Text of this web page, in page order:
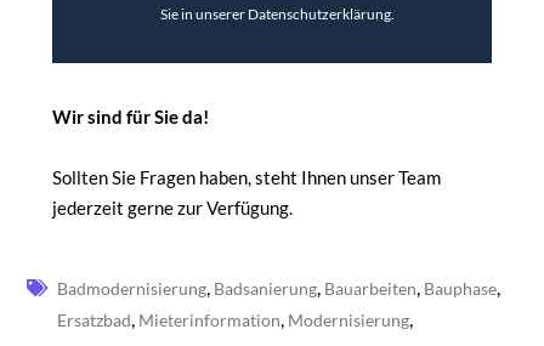
Sie in unserer Datenschutzerklärung.
Wir sind für Sie da!
Sollten Sie Fragen haben, steht Ihnen unser Team
jederzeit gerne zur Verfügung.
Badmodernisierung, Badsanierung, Bauarbeiten, Bauphase,
Ersatzbad, Mieterinformation, Modernisierung,